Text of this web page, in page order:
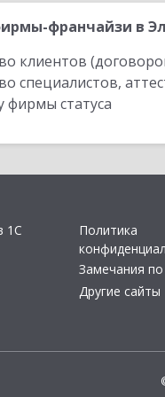
франчайзи в
клиентов
специалистов,
фирмы статуса
1С
Политика
Замечания по
Другие сайты